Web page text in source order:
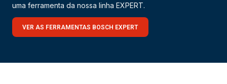
uma ferramenta da nossa linha EXPERT.
VER AS FERRAMENTAS BOSCH EXPERT